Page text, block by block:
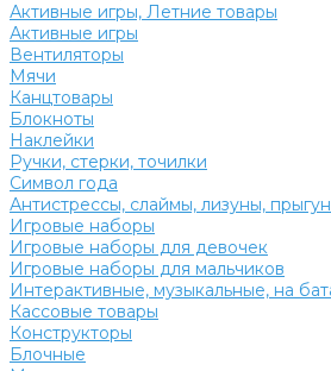
Активные игры, Летние товары
Активные игры
Вентиляторы
Мячи
Канцтовары
Блокноты
Наклейки
Ручки, стерки, точилки
Символ года
Антистрессы, слаймы, лизуны,
Игровые наборы
Игровые наборы для девочек
Игровые наборы для мальчиков
Интерактивные, музыкальные, на
Кассовые товары
Конструкторы
Блочные